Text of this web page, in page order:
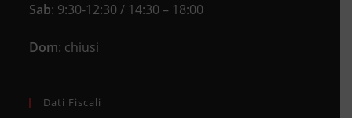
Sab: 9:30-12:30 / 14:30 – 18:00
Dom: chiusi
Dati Fiscali